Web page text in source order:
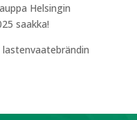
Helsingin
saakka!